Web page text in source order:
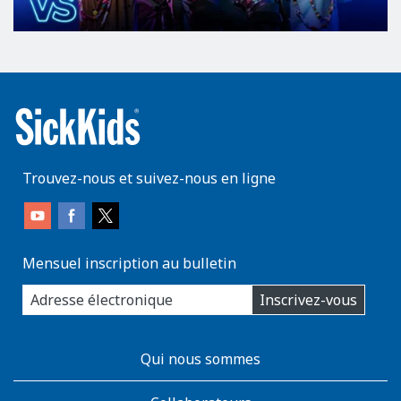
Trouvez-nous et suivez-nous en ligne
Mensuel inscription au bulletin
enter
you
email
Inscrivez-vous
AboutKidsHealthQui nous sommes